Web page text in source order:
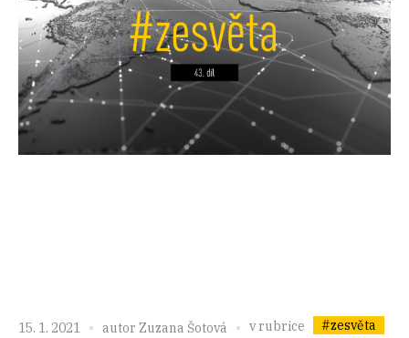
15. 1. 2021 autor Zuzana Šotová v rubrice #zesvěta